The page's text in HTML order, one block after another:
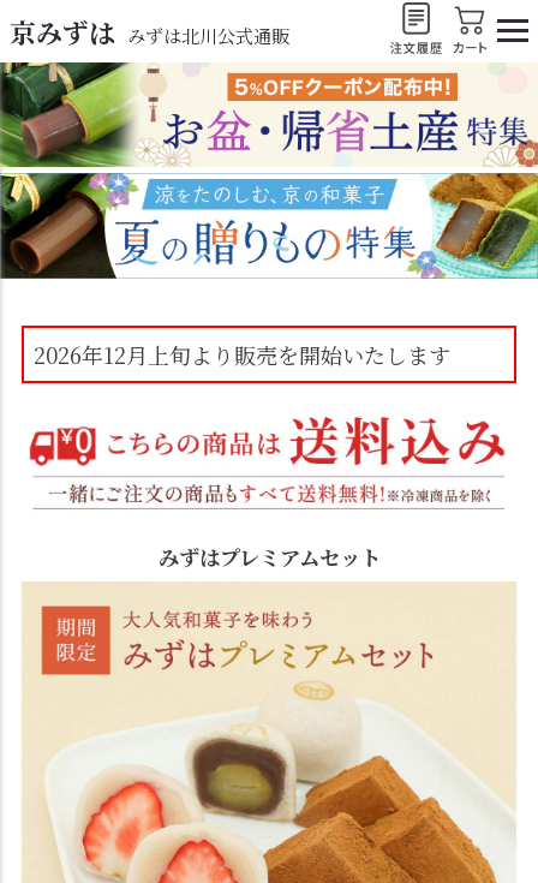
京みずは みずは北川公式通販
2026年12月上旬より販売を開始いたします
みずはプレミアムセット